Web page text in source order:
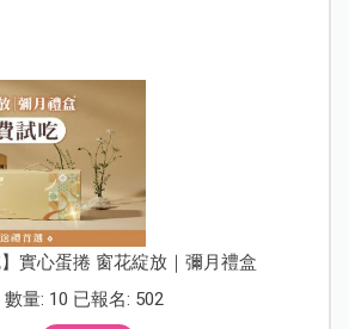
】實心蛋捲 窗花綻放｜彌月禮盒
數量: 10 已報名: 502